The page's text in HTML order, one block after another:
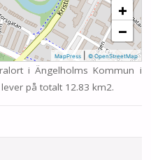
+
−
MapPress| © OpenStreetMap
i Ängelholms Kommun i
på totalt 12.83 km2.